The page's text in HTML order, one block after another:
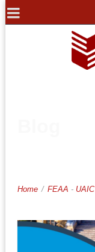
Home / FEAA - UAIC